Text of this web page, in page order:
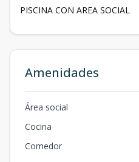
PISCINA CON AREA SOCIAL
Amenidades
Área social
Cocina
Comedor